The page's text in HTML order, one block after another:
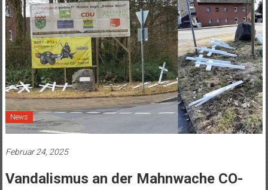
News
Februar 24, 2025
Vandalismus an der Mahnwache CO-